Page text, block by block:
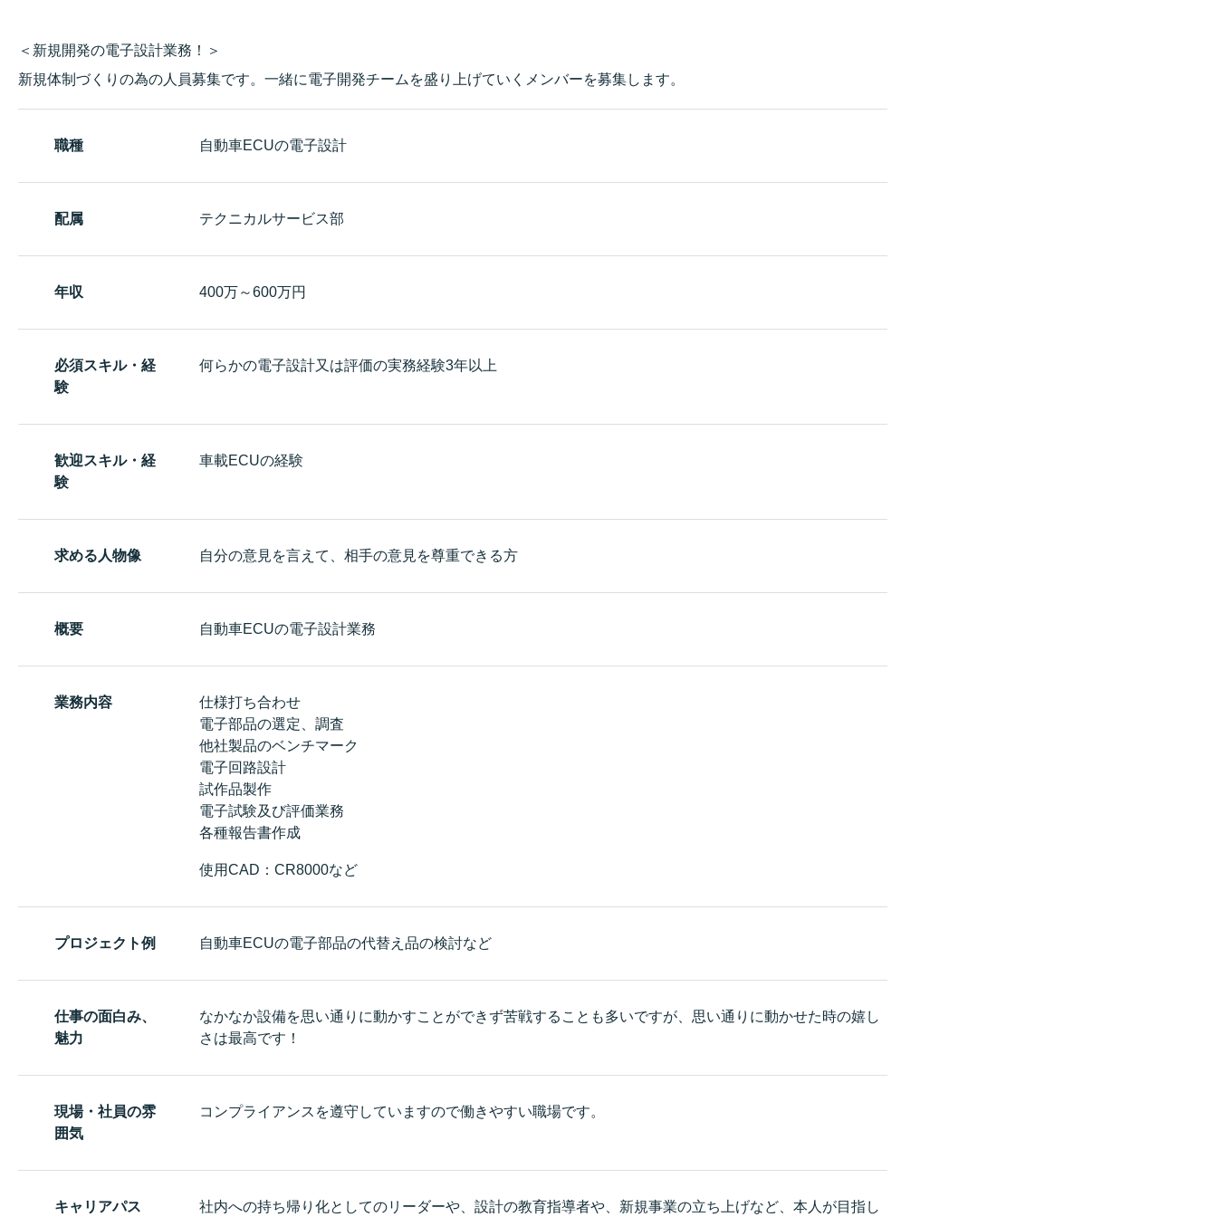
＜新規開発の電子設計業務！＞
新規体制づくりの為の人員募集です。一緒に電子開発チームを盛り上げていくメンバーを募集します。
職種 自動車ECUの電子設計
配属 テクニカルサービス部
年収 400万～600万円
必須スキル・経
験
何らかの電子設計又は評価の実務経験3年以上
歓迎スキル・経
験
車載ECUの経験
求める人物像 自分の意見を言えて、相手の意見を尊重できる方
概要 自動車ECUの電子設計業務
業務内容
仕様打ち合わせ
電子部品の選定、調査
他社製品のベンチマーク
電子回路設計
試作品製作
電子試験及び評価業務
各種報告書作成
使用CAD：CR8000など
プロジェクト例 自動車ECUの電子部品の代替え品の検討など
仕事の面白み、
魅力
なかなか設備を思い通りに動かすことができず苦戦することも多いですが、思い通りに動かせた時の嬉し
さは最高です！
現場・社員の雰
囲気
コンプライアンスを遵守していますので働きやすい職場です。
キャリアパス
社内への持ち帰り化としてのリーダーや、設計の教育指導者や、新規事業の立ち上げなど、本人が目指し